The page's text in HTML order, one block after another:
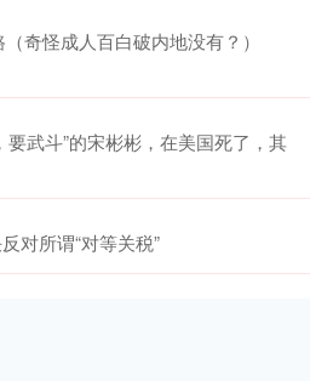
奇怪成人百白破内地没有？）
要武斗”的宋彬彬，在美国死了，其
对所谓“对等关税”